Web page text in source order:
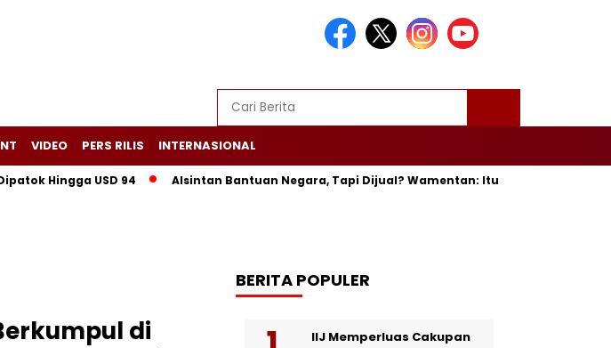
VIDEO PERS RILIS INTERNASIONAL
USD 94 Alsintan Bantuan Negara, Tapi Dijual? Wamentan: Itu Bisa Dipenjara
di
BERITA POPULER
IIJ Memperluas Cakupan